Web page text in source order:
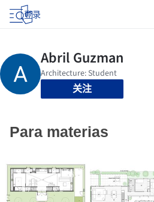
登录
关注
Para materias